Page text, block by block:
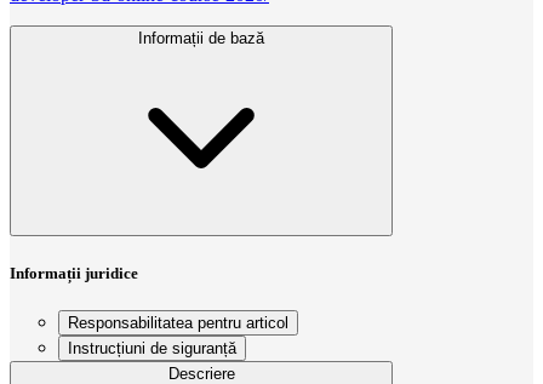
Informații de bază
Informații juridice
Responsabilitatea pentru articol
Instrucțiuni de siguranță
Descriere